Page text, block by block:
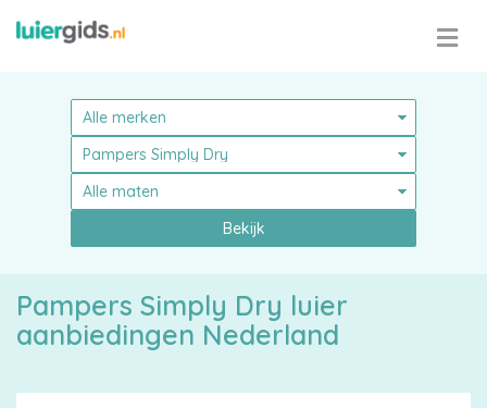
Pampers
Bekijk
Pampers Simply Dry luier
aanbiedingen Nederland